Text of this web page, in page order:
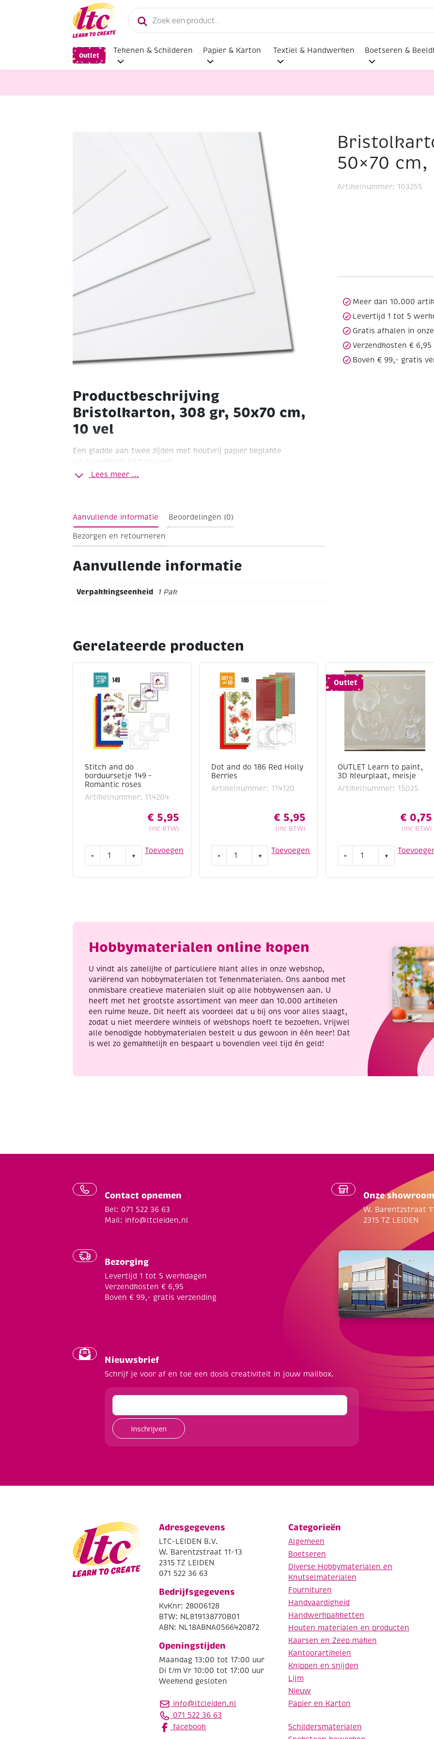
Producten
zoeken
Outlet
Tekenen & Schilderen Papier & Karton Textiel & Handwerken Boetseren &
Bristolkarton, 308 gr, 50×70 cm, 10 vel
Productbeschrijving
Bristolkarton, 308 gr, 50x70 cm,
10 vel
Een gladde aan twee zijden met houtvrij papier beplakte
houthoudende kartonsoort.
Lees meer ...
50×70 cm,
Artikelnummer: 103255
Meer dan 10.000
Levertijd 1 tot 5
Gratis afhalen in
Verzendkosten € 6,95
Boven € 99,- gratis
Aanvullende informatie Beoordelingen (0)
Bezorgen en retourneren
Aanvullende informatie
Verpakkingseenheid 1 Pak
Gerelateerde producten
Stitch and do
borduursetje 149 –
Romantic roses
Artikelnummer: 114204
€ 5,95
(Inc BTW)
Toevoegen
-
roses
+
Dot and do 186 Red Holly
Berries
Artikelnummer: 114120
€ 5,95
(Inc BTW)
Toevoegen
-
aantal
+
Outlet
OUTLET Learn to paint,
3D kleurplaat, meisje
Artikelnummer: 15025
€ 0,75
(Inc BTW)
-
aantal
+
Hobbymaterialen online kopen
U vindt als zakelijke of particuliere klant alles in onze webshop,
variërend van hobbymaterialen tot Tekenmaterialen. Ons aanbod met
onmisbare creatieve materialen sluit op alle hobbywensen aan. U
heeft met het grootste assortiment van meer dan 10.000 artikelen
een ruime keuze. Dit heeft als voordeel dat u bij ons voor alles slaagt,
zodat u niet meerdere winkels of webshops hoeft te bezoeken. Vrijwel
alle benodigde hobbymaterialen bestelt u dus gewoon in één keer! Dat
is wel zo gemakkelijk en bespaart u bovendien veel tijd én geld!
Contact opnemen
Bel: 071 522 36 63
Mail: info@ltcleiden.nl
Bezorging
Levertijd 1 tot 5 werkdagen
Verzendkosten € 6,95
Boven € 99,- gratis verzending
Onze showroom
W. Barentzstraat
2315 TZ LEIDEN
Nieuwsbrief
Schrijf je voor af en toe een dosis creativiteit in jouw mailbox.
Inschrijven
Adresgegevens
LTC-LEIDEN B.V.
W. Barentzstraat 11-13
2315 TZ LEIDEN
071 522 36 63
Bedrijfsgegevens
KvKnr: 28006128
BTW: NL819138770B01
ABN: NL18ABNA0566420872
Openingstijden
Maandag 13:00 tot 17:00 uur
Di t/m Vr 10:00 tot 17:00 uur
Weekend gesloten
info@ltcleiden.nl
071 522 36 63
facebook
Categorieën
Algemeen
Boetseren
Diverse Hobbymaterialen en
Knutselmaterialen
Fournituren
Handvaardigheid
Handwerkpakketten
Houten materialen en producten
Kaarsen en Zeep maken
Kantoorartikelen
Knippen en snijden
Lijm
Nieuw
Papier en Karton
Schildersmaterialen